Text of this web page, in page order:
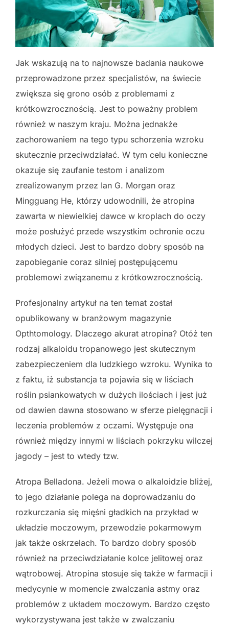
Jak wskazują na to najnowsze badania naukowe
przeprowadzone przez specjalistów, na świecie
zwiększa się grono osób z problemami z
krótkowzrocznością. Jest to poważny problem
również w naszym kraju. Można jednakże
zachorowaniem na tego typu schorzenia wzroku
skutecznie przeciwdziałać. W tym celu konieczne
okazuje się zaufanie testom i analizom
zrealizowanym przez Ian G. Morgan oraz
Mingguang He, którzy udowodnili, że atropina
zawarta w niewielkiej dawce w kroplach do oczy
może posłużyć przede wszystkim ochronie oczu
młodych dzieci. Jest to bardzo dobry sposób na
zapobieganie coraz silniej postępującemu
problemowi związanemu z krótkowzrocznością.
Profesjonalny artykuł na ten temat został
opublikowany w branżowym magazynie
Opthtomology. Dlaczego akurat atropina? Otóż ten
rodzaj alkaloidu tropanowego jest skutecznym
zabezpieczeniem dla ludzkiego wzroku. Wynika to
z faktu, iż substancja ta pojawia się w liściach
roślin psiankowatych w dużych ilościach i jest już
od dawien dawna stosowano w sferze pielęgnacji i
leczenia problemów z oczami. Występuje ona
również między innymi w liściach pokrzyku wilczej
jagody – jest to wtedy tzw.
Atropa Belladona. Jeżeli mowa o alkaloidzie bliżej,
to jego działanie polega na doprowadzaniu do
rozkurczania się mięśni gładkich na przykład w
układzie moczowym, przewodzie pokarmowym
jak także oskrzelach. To bardzo dobry sposób
również na przeciwdziałanie kolce jelitowej oraz
wątrobowej. Atropina stosuje się także w farmacji i
medycynie w momencie zwalczania astmy oraz
problemów z układem moczowym. Bardzo często
wykorzystywana jest także w zwalczaniu